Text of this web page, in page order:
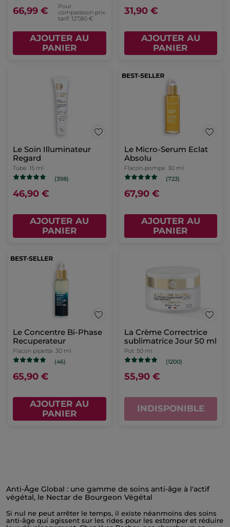
66,99 €
Pour
comparaison prix
tarif: 127,80 €
AJOUTER AU
PANIER
31,90 €
AJOUTER AU
PANIER
Le Soin Illuminateur
Regard
Tube 15 ml
(398)
46,90 €
AJOUTER AU
PANIER
Le Micro-Serum Eclat
Absolu
Flacon-pompe 30 ml
(723)
67,90 €
AJOUTER AU
PANIER
Le Concentre Bi-Phase
Recuperateur
Flacon pipette 30 ml
(46)
65,90 €
AJOUTER AU
PANIER
La Crème Correctrice
sublimatrice Jour 50 ml
Pot 50 ml
(1200)
55,90 €
INDISPONIBLE
Anti-Âge Global : une gamme de soins anti-âge à l'actif
végétal, le Nectar de Bourgeon Végétal
Si nul ne peut arrêter le temps, il existe néanmoins des soins
anti-âge qui agissent sur les rides pour les estomper et réduire